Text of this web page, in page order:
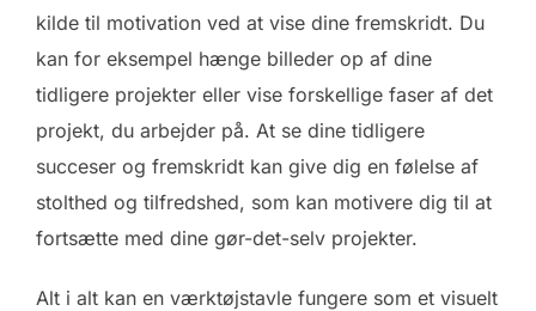
kilde til motivation ved at vise dine fremskridt. Du
kan for eksempel hænge billeder op af dine
tidligere projekter eller vise forskellige faser af det
projekt, du arbejder på. At se dine tidligere
succeser og fremskridt kan give dig en følelse af
stolthed og tilfredshed, som kan motivere dig til at
fortsætte med dine gør-det-selv projekter.
Alt i alt kan en værktøjstavle fungere som et visuelt